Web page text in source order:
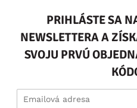
PRIHLÁSTE SA
NEWSLETTERA A
SVOJU PRVÚ